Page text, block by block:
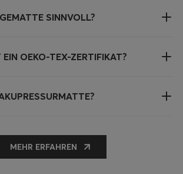
SINNVOLL?
OEKO-TEX-ZERTIFIKAT?
MEHR ERFAHREN